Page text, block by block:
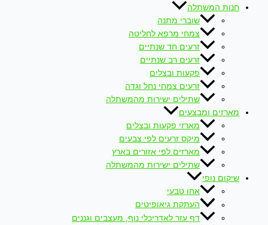
חנות המשתלה
שוברי מתנה
צמחי מרפא לחליטה
זרעים חד שנתיים
זרעים רב שנתיים
פקעות ובצלים
זרעים צמחי נחל וגדה
שתילים ישירות מהמשתלה
מארזים ומבצעים
מארזי פקעות ובצלים
מיקס זרעים לפי צבעים
מארזים לפי אזורים בארץ
שתילים ישירות מהמשתלה
שיקום נופי
אחו טבעי
העתקת גיאופיטים
דף עזר לאדריכלי נוף, מעצבים וגננים